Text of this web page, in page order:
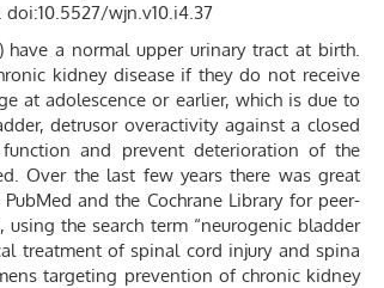
doi:10.5527/wjn.v10.i4.37
a normal upper urinary tract at birth.
kidney disease if they do not receive
at adolescence or earlier, which is due to
detrusor overactivity against a closed
and prevent deterioration of the
Over the last few years there was great
and the Cochrane Library for peer-
the search term “neurogenic bladder
treatment of spinal cord injury and spina
targeting prevention of chronic kidney